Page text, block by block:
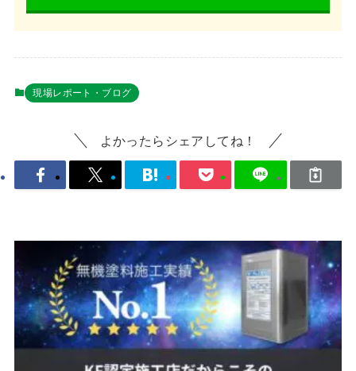
現場レポート・ブログ
よかったらシェアしてね！